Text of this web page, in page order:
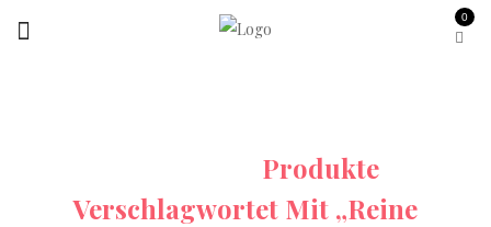
0
Produkte
Verschlagwortet Mit „Reine